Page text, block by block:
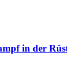
in der